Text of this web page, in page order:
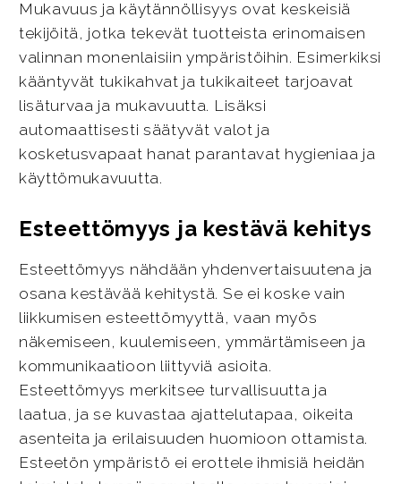
Mukavuus ja käytännöllisyys ovat keskeisiä
tekijöitä, jotka tekevät tuotteista erinomaisen
valinnan monenlaisiin ympäristöihin. Esimerkiksi
kääntyvät tukikahvat ja tukikaiteet tarjoavat
lisäturvaa ja mukavuutta. Lisäksi
automaattisesti säätyvät valot ja
kosketusvapaat hanat parantavat hygieniaa ja
käyttömukavuutta.
Esteettömyys ja kestävä kehitys
Esteettömyys nähdään yhdenvertaisuutena ja
osana kestävää kehitystä. Se ei koske vain
liikkumisen esteettömyyttä, vaan myös
näkemiseen, kuulemiseen, ymmärtämiseen ja
kommunikaatioon liittyviä asioita.
Esteettömyys merkitsee turvallisuutta ja
laatua, ja se kuvastaa ajattelutapaa, oikeita
asenteita ja erilaisuuden huomioon ottamista.
Esteetön ympäristö ei erottele ihmisiä heidän